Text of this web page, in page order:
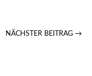
NÄCHSTER BEITRAG →